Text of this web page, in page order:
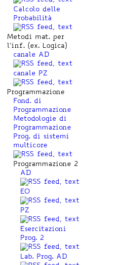
Calcolo delle
Probabilità
Metodi mat. per
l'inf. (ex. Logica)
canale AD
canale PZ
Programmazione
Fond. di
Programmazione
Metodologie di
Programmazione
Prog. di sistemi
multicore
Programmazione 2
AD
EO
PZ
Esercitazioni
Prog. 2
Lab. Prog. AD